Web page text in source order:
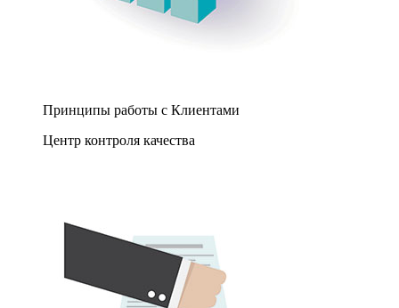
Принципы работы с Клиентами
Центр контроля качества